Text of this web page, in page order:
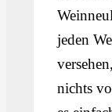
jeden
nichts